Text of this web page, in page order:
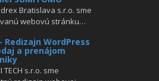
Bratislava s.r.o. sme
webovú stránku…
Redizajn WordPress
a prenájom
s.r.o. sme